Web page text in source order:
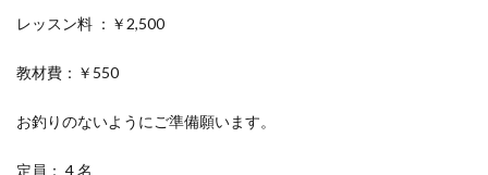
レッスン料 ：￥2,500
教材費：￥550
お釣りのないようにご準備願います。
定員： 4 名